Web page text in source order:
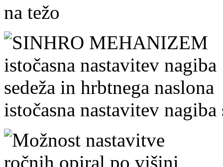
na težo
istočasna nastavitev